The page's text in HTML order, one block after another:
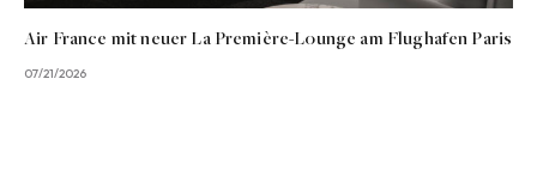
Air France mit neuer La Première-Lounge am Flughafen Paris
07/21/2026